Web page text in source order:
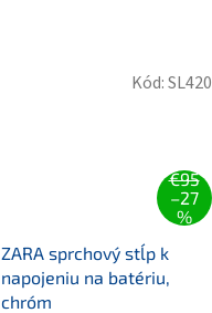
€95
–27
%
ZARA sprchový stĺp k
napojeniu na batériu,
chróm
Kód:SL420